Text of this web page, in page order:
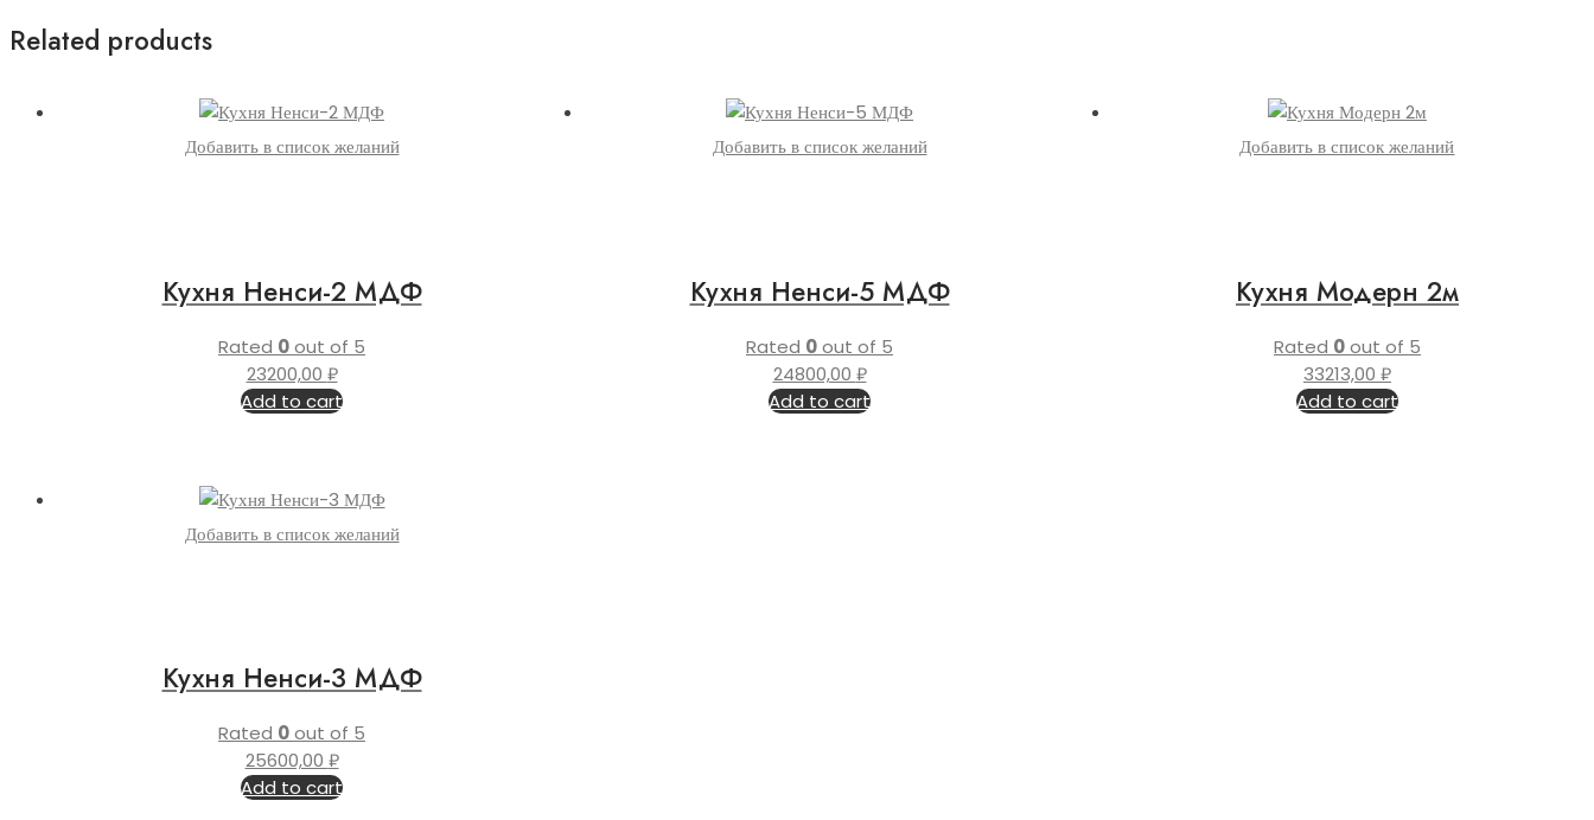
Related products
Добавить в список желаний
Кухня Ненси-2 МДФ
Rated 0out of 5
23200,00 ₽
Add to cart
Добавить в список желаний
Кухня Ненси-5 МДФ
Rated 0out of 5
24800,00 ₽
Add to cart
Добавить в список желаний
Кухня Модерн 2м
Rated 0out of 5
33213,00 ₽
Add to cart
Добавить в список желаний
Кухня Ненси-3 МДФ
Rated 0out of 5
25600,00 ₽
Add to cart